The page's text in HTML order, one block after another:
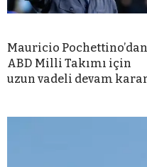
Mauricio Pochettino’dan
ABD Milli Takımı için
uzun vadeli devam